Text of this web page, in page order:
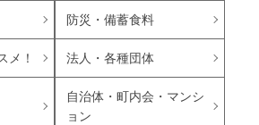
防災・備蓄食料
メ！ 法人・各種団体
自治体・町内会・マンシ
ョン